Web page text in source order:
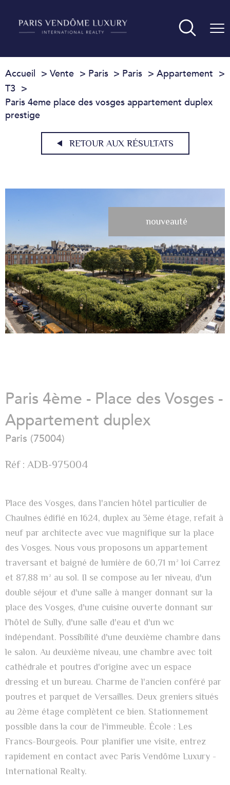
Accueil Vente Paris Paris
Appartement
T3
Paris 4eme place des vosges appartement duplex
prestige
RETOUR AUX RÉSULTATS
nouveauté
Paris 4ème - Place des Vosges -
Appartement duplex
Paris (75004)
Réf : ADB-975004
Place des Vosges, dans l'ancien hôtel particulier de
Chaulnes édifié en 1624, duplex au 3ème étage, refait à
neuf par architecte avec vue magnifique sur la place
des Vosges. Nous vous proposons un appartement
traversant et baigné de lumière de 60,71 m² loi Carrez
et 87,88 m² au sol. Il se compose au 1er niveau, d'un
double séjour et d'une salle à manger donnant sur la
place des Vosges, d'une cuisine ouverte donnant sur
l'hôtel de Sully, d'une salle d'eau et d'un wc
indépendant. Possibilité d'une deuxième chambre dans
le salon. Au deuxième niveau, une chambre avec toit
cathédrale et poutres d'origine avec un espace
dressing et un bureau. Charme de l'ancien conféré par
poutres et parquet de Versailles. Deux greniers situés
au 2ème étage complètent ce bien. Stationnement
possible dans la cour de l'immeuble. École : Les
Francs-Bourgeois. Pour planifier une visite, entrez
rapidement en contact avec Paris Vendôme Luxury -
International Realty.